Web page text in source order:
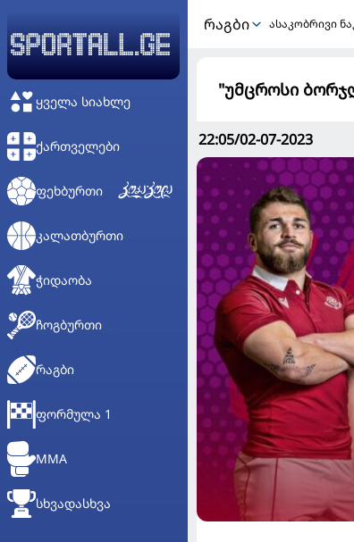
ᲧᲕᲔᲚᲐ ᲡᲘᲐᲮᲚᲔ
ᲥᲐᲠᲗᲕᲔᲚᲔᲑᲘ
ᲤᲔᲮᲑᲣᲠᲗᲘ
ᲙᲐᲚᲐᲗᲑᲣᲠᲗᲘ
ᲭᲘᲓᲐᲝᲑᲐ
ᲩᲝᲒᲑᲣᲠᲗᲘ
ᲠᲐᲒᲑᲘ
ᲤᲝᲠᲛᲣᲚᲐ 1
MMA
ᲡᲮᲕᲐᲓᲐᲡᲮᲕᲐ
ᲠᲐᲒᲑᲘ ასაკობრივი
"უმცროსი
22:05/02-07-2023